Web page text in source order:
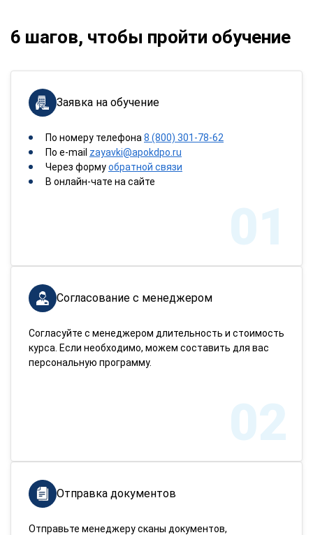
6 шагов, чтобы пройти обучение
Заявка на обучение
По номеру телефона 8 (800) 301-78-62
По e-mail zayavki@apokdpo.ru
Через формуобратной связи
В онлайн-чате на сайте
01
Согласование с менеджером
Согласуйте с менеджером длительность и стоимость
курса. Если необходимо, можем составить для вас
персональную программу.
02
Отправка документов
Отправьте менеджеру сканы документов,